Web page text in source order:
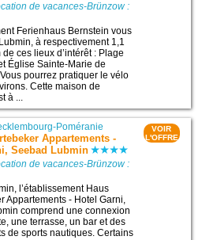
de vacances-Brünzow :
Ferienhaus Bernstein vous
à respectivement 1,1
de ces lieux d’intérêt : Plage
Église Sainte-Marie de
pourrez pratiquer le vélo
Cette maison de
à ...
Poméranie
Appartements -
Seebad Lubmin
de vacances-Brünzow :
l’établissement Haus
Appartements - Hotel Garni,
comprend une connexion
une terrasse, un bar et des
de sports nautiques. Certains
VOIR
L'OFFRE